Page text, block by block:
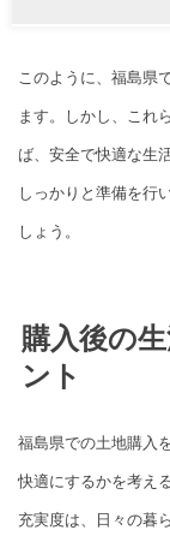
このように、福島県
ます。しかし、これ
ば、安全で快適な生
しっかりと準備を行
しょう。
購入後の
ント
福島県での土地購入
快適にするかを考え
充実度は、日々の暮